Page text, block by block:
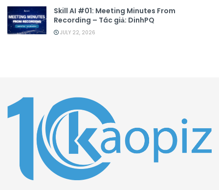
Skill AI #01: Meeting Minutes From
Recording – Tác giả: DinhPQ
JULY 22, 2026